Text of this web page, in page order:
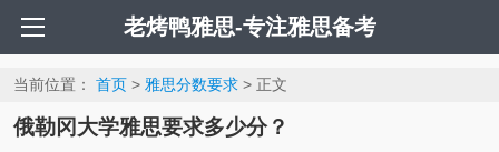
老烤鸭雅思-专注雅思备考
当前位置： 首页> 雅思分数要求> 正文
俄勒冈大学雅思要求多少分？